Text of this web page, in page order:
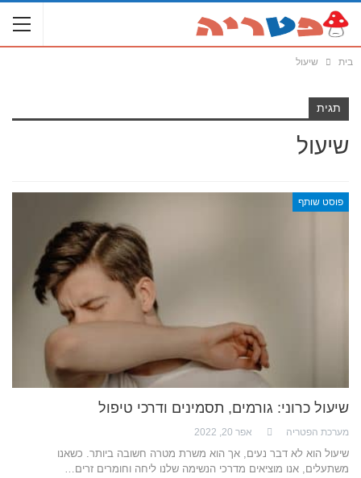
בית שיעול
תגית
שיעול
פוסט שותף
שיעול כרוני: גורמים, תסמינים ודרכי טיפול
מערכת הפטריה אפר 20, 2022
שיעול הוא לא דבר נעים, אך הוא משרת מטרה חשובה ביותר. כשאנו
משתעלים, אנו מוציאים מדרכי הנשימה שלנו ליחה וחומרים זרים…